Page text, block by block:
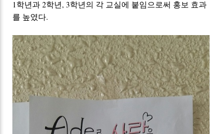
1학년과 2학년, 3학년의 각 교실에 붙임으로써 홍보 효과
를 높였다.